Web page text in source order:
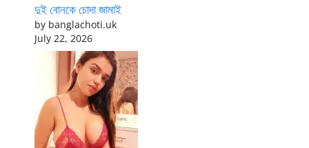
দুই বোনকে চোদা জামাই
by banglachoti.uk
July 22, 2026